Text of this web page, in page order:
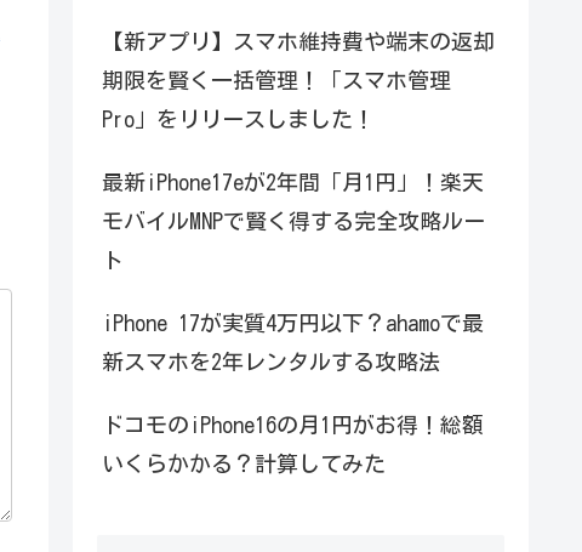
【新アプリ】スマホ維持費や端末の返却
期限を賢く一括管理！「スマホ管理
Pro」をリリースしました！
最新iPhone17eが2年間「月1円」！楽天
モバイルMNPで賢く得する完全攻略ルー
ト
iPhone 17が実質4万円以下？ahamoで最
新スマホを2年レンタルする攻略法
ドコモのiPhone16の月1円がお得！総額
いくらかかる？計算してみた